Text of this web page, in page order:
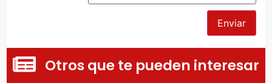
Enviar
Otros que te pueden interesar